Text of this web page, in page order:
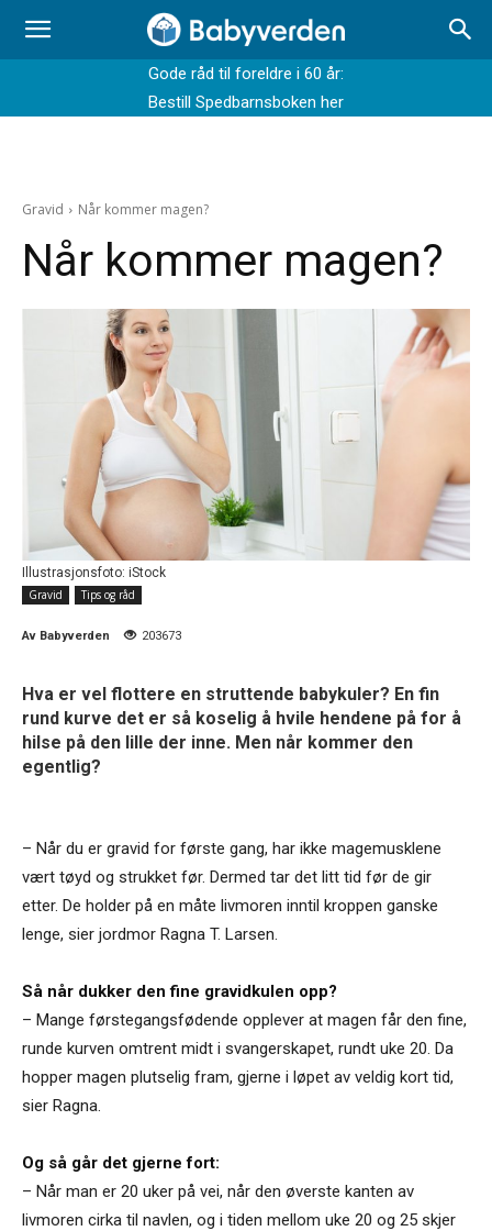
Gode råd til foreldre i 60 år:
Bestill Spedbarnsboken her
Gravid Når kommer magen?
Når kommer magen?
Illustrasjonsfoto: iStock
Gravid
Tips og råd
Av Babyverden 203673
Hva er vel flottere en struttende babykuler? En fin
rund kurve det er så koselig å hvile hendene på for å
hilse på den lille der inne. Men når kommer den
egentlig?
– Når du er gravid for første gang, har ikke magemusklene
vært tøyd og strukket før. Dermed tar det litt tid før de gir
etter. De holder på en måte livmoren inntil kroppen ganske
lenge, sier jordmor Ragna T. Larsen.
Så når dukker den fine gravidkulen opp?
– Mange førstegangsfødende opplever at magen får den fine,
runde kurven omtrent midt i svangerskapet, rundt uke 20. Da
hopper magen plutselig fram, gjerne i løpet av veldig kort tid,
sier Ragna.
Og så går det gjerne fort:
– Når man er 20 uker på vei, når den øverste kanten av
livmoren cirka til navlen, og i tiden mellom uke 20 og 25 skjer